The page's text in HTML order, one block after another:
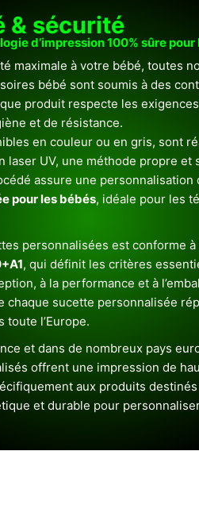
& sécurité
d’impression 100% sûre
maximale à votre bébé, toutes
bébé sont soumis à des
produit respecte les
et de résistance.
en couleur ou en gris, sont
laser UV, une méthode propre et
assure une personnalisation
pour les bébés, idéale pour les
personnalisées est conforme
, qui définit les critères
à la performance et à
chaque sucette personnalisée
toute l’Europe.
et dans de nombreux pays
offrent une impression de
aux produits
et durable pour